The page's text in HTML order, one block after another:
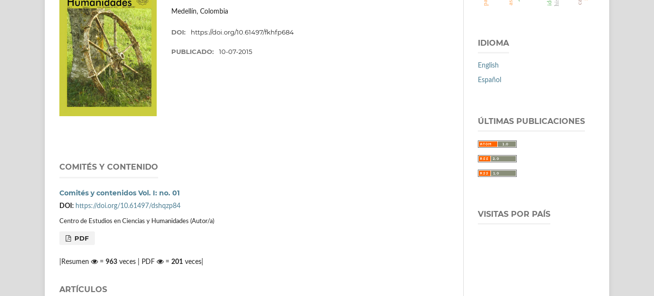
Medellín, Colombia
DOI: https://doi.org/10.61497/fkhfp684
PUBLICADO: 10-07-2015
COMITÉS Y CONTENIDO
Comités y contenidos Vol. I: no. 01
DOI: https://doi.org/10.61497/dshqzp84
Centro de Estudios en Ciencias y Humanidades (Autor/a)
PDF
|Resumen = 963 veces | PDF = 201 veces|
ARTÍCULOS
IDIOMA
English
Español
ÚLTIMAS PUBLICACIONES
VISITAS POR PAÍS